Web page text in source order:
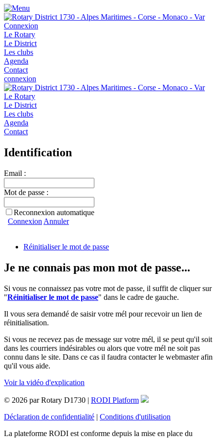
Connexion
Le Rotary
Le District
Les clubs
Agenda
Contact
connexion
Le Rotary
Le District
Les clubs
Agenda
Contact
Identification
Email :
Mot de passe :
Reconnexion automatique
Connexion Annuler
Réinitialiser le mot de passe
Je ne connais pas mon mot de passe...
Si vous ne connaissez pas votre mot de passe, il suffit de cliquer sur
"Réinitialiser le mot de passe" dans le cadre de gauche.
Il vous sera demandé de saisir votre mél pour recevoir un lien de
réinitialisation.
Si vous ne recevez pas de message sur votre mél, il se peut qu'il soit
dans les courriers indésirables ou alors que votre mél ne soit pas
connu dans le site. Dans ce cas il faudra contacter le webmaster afin
qu'il vous aide.
Voir la vidéo d'explication
© 2026 par Rotary D1730 | RODI Platform
Déclaration de confidentialité | Conditions d'utilisation
La plateforme RODI est conforme depuis la mise en place du